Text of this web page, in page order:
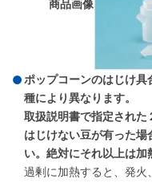
商品画像
ポップコーンのはじけ
種により異なります。
取扱説明書で指定され
はじけない豆が有った場
い。絶対にそれ以上は加
過剰に加熱すると、発火